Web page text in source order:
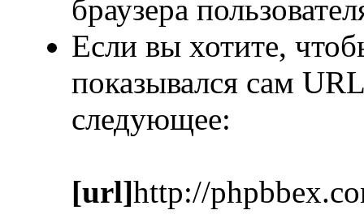
браузера
Если вы хотите,
показывался сам
следующее:
[url]http://